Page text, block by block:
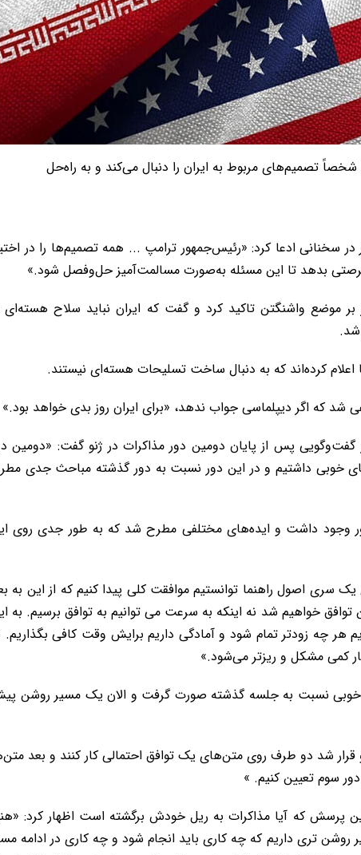
شخصاً تصمیم‌های مربوط به ایران را دنبال می‌کند و به راه‌حل
ویتاکر در سخنانی ادعا کرد: «رئیس‌جمهور ترامپ ... همه تصمیم‌ها را در
بدهد تا این مسئله به‌صورت مسالمت‌آمیز حل‌وفصل شود.»
بر موضع واشنگتن تاکید کرد و گفت که ایران نباید سلاح هسته‌ای
اعلام کرده‌اند که به دنبال ساخت تسلیحات هسته‌ای نیستند.
شد که اگر دیپلماسی جواب ندهد، «برای ایران روز بدی خواهد بود.»
پس از پایان دومین دور مذاکرات در ژنو گفت: «دومین
خوبی داشتیم و در این دور نسبت به دور گذشته مباحث جدی
وجود داشت و ایده‌های مختلفی مطرح شد که به طور جدی روی
سری اصول راهنما توانستیم موافقت کلی پیدا کنیم که از این به
خواهیم شد نه اینکه به سرعت می توانیم به توافق برسیم. به
چه زودتر تمام شود و آمادگی داریم برایش وقت کافی بگذاریم.
کمی مشکل و ریزتر می‌شود.»
خوبی نسبت به جلسه گذشته صورت گرفت و الان یک مسیر روشن
شد دو طرف روی متن‌های یک توافق احتمالی کار کنند و بعد
دور سوم تعیین کنیم. »
پرسش که آیا مذاکرات به ریل خودش برگشته است اظهار کرد:
روشن تری داریم که چه کاری باید انجام شود و چه کاری در ادامه